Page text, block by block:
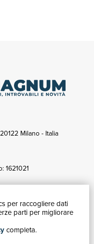
per raccogliere dati
parti per migliorare
completa.
Milano - Italia
1621021